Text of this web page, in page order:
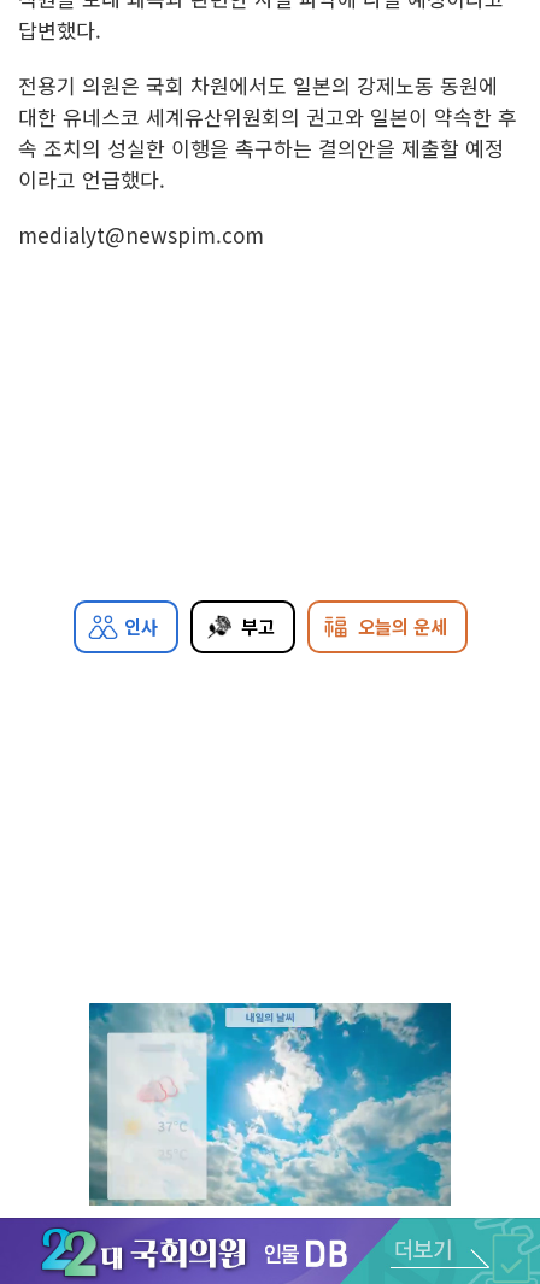
답변했다.
전용기 의원은 국회 차원에서도 일본의 강제노동 동원에
대한 유네스코 세계유산위원회의 권고와 일본이 약속한 후
속 조치의 성실한 이행을 촉구하는 결의안을 제출할 예정
이라고 언급했다.
medialyt@newspim.com
인사 부고 오늘의 운세
Unmute